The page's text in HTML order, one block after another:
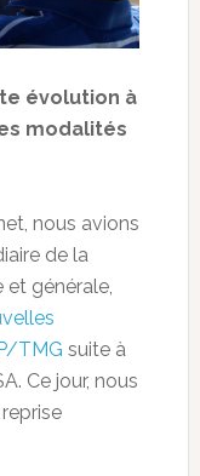
évolution à
modalités
nous avions
de la
et générale,
TMG suite à
Ce jour, nous